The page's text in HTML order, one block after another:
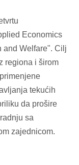
Economics
and Welfare". Cilj
regiona i širom
tekućih
da prošire
sa
zajednicom.